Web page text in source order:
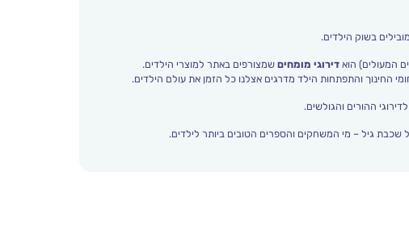
בשוק הילדים.
המעולים) הוא דירוגי מומחיםשמצורפים באתר למוצרי הילדים.
ההורים והגולשים.
שכבת גיל – מי המשחקים והספרים הטובים ביותר לילדים.